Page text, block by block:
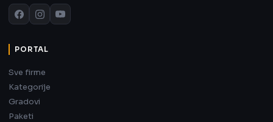
PORTAL
Sve firme
Kategorije
Gradovi
Paketi